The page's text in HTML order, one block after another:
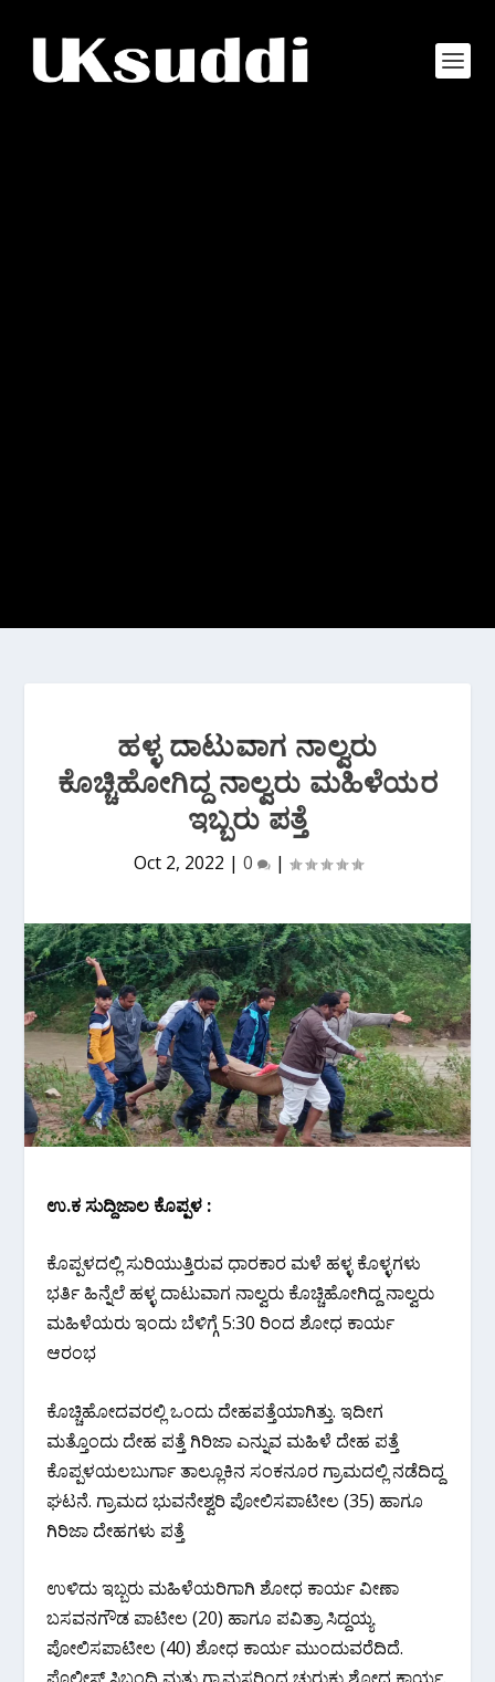
ಹಳ್ಳ ದಾಟುವಾಗ ನಾಲ್ವರು
ಕೊಚ್ಚಿಹೋಗಿದ್ದ ನಾಲ್ವರು ಮಹಿಳೆಯರ
ಇಬ್ಬರು ಪತ್ತೆ
Oct 2, 2022 | 0 |
ಉ.ಕ ಸುದ್ದಿಜಾಲ ಕೊಪ್ಪಳ :
ಕೊಪ್ಪಳದಲ್ಲಿ ಸುರಿಯುತ್ತಿರುವ ಧಾರಕಾರ ಮಳೆ ಹಳ್ಳ ಕೊಳ್ಳಗಳು
ಭರ್ತಿ ಹಿನ್ನೆಲೆ ಹಳ್ಳ ದಾಟುವಾಗ ನಾಲ್ವರು ಕೊಚ್ಚಿಹೋಗಿದ್ದ ನಾಲ್ವರು
ಮಹಿಳೆಯರು ಇಂದು ಬೆಳಿಗ್ಗೆ 5:30 ರಿಂದ ಶೋಧ ಕಾರ್ಯ
ಆರಂಭ
ಕೊಚ್ಚಿಹೋದವರಲ್ಲಿ ಒಂದು ದೇಹಪತ್ತೆಯಾಗಿತ್ತು. ಇದೀಗ
ಮತ್ತೊಂದು ದೇಹ ಪತ್ತೆ ಗಿರಿಜಾ ಎನ್ನುವ ಮಹಿಳೆ ದೇಹ ಪತ್ತೆ
ಕೊಪ್ಪಳಯಲಬುರ್ಗಾ ತಾಲ್ಲೂಕಿನ ಸಂಕನೂರ ಗ್ರಾಮದಲ್ಲಿ ನಡೆದಿದ್ದ
ಘಟನೆ. ಗ್ರಾಮದ ಭುವನೇಶ್ವರಿ ಪೋಲಿಸಪಾಟೀಲ (35) ಹಾಗೂ
ಗಿರಿಜಾ ದೇಹಗಳು ಪತ್ತೆ
ಉಳಿದು ಇಬ್ಬರು ಮಹಿಳೆಯರಿಗಾಗಿ ಶೋಧ ಕಾರ್ಯ ವೀಣಾ
ಬಸವನಗೌಡ ಪಾಟೀಲ (20) ಹಾಗೂ ಪವಿತ್ರಾ ಸಿದ್ದಯ್ಯ
ಪೋಲಿಸಪಾಟೀಲ (40) ಶೋಧ ಕಾರ್ಯ ಮುಂದುವರೆದಿದೆ.